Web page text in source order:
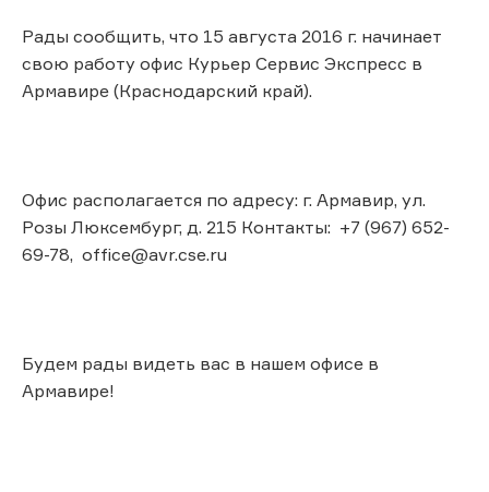
Рады сообщить, что 15 августа 2016 г. начинает
свою работу офис Курьер Сервис Экспресс в
Армавире (Краснодарский край).
Офис располагается по адресу: г. Армавир, ул.
Розы Люксембург, д. 215 Контакты: +7 (967) 652-
69-78, office@avr.cse.ru
Будем рады видеть вас в нашем офисе в
Армавире!